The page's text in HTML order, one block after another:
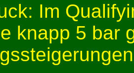
Im
knapp 5 bar